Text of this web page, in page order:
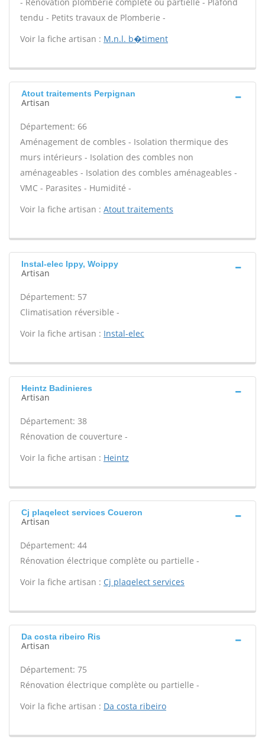
tendu - Petits travaux de Plomberie -
Voir la fiche artisan : M.n.l. b�timent
Atout traitements Perpignan
Artisan
Département: 66
Aménagement de combles - Isolation thermique des
murs intérieurs - Isolation des combles non
aménageables - Isolation des combles aménageables -
VMC - Parasites - Humidité -
Voir la fiche artisan : Atout traitements
Instal-elec Ippy, Woippy
Artisan
Département: 57
Climatisation réversible -
Voir la fiche artisan : Instal-elec
Heintz Badinieres
Artisan
Département: 38
Rénovation de couverture -
Voir la fiche artisan : Heintz
Cj plaqelect services Coueron
Artisan
Département: 44
Rénovation électrique complète ou partielle -
Voir la fiche artisan : Cj plaqelect services
Da costa ribeiro Ris
Artisan
Département: 75
Rénovation électrique complète ou partielle -
Voir la fiche artisan : Da costa ribeiro